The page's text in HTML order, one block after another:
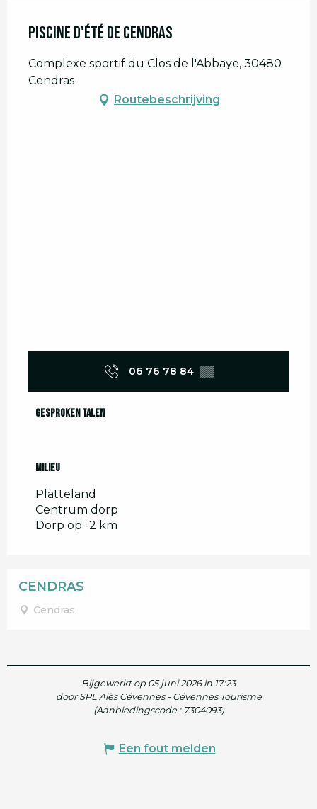
Piscine d'été de Cendras
Complexe sportif du Clos de l'Abbaye, 30480
Cendras
Routebeschrijving
06 76 78 84 ▒▒
Gesproken talen
Gesproken talen
Milieu
Milieu
Platteland
Centrum dorp
Dorp op -2 km
CENDRAS
Cendras
Bijgewerkt op 05 juni 2026 in 17:23
door SPL Alès Cévennes - Cévennes Tourisme
(Aanbiedingscode : 7304093)
Een fout melden